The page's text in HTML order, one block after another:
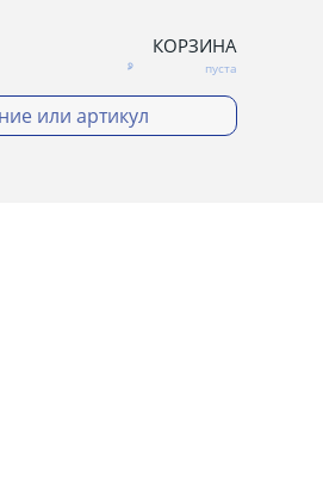
КОРЗИНА
пуста